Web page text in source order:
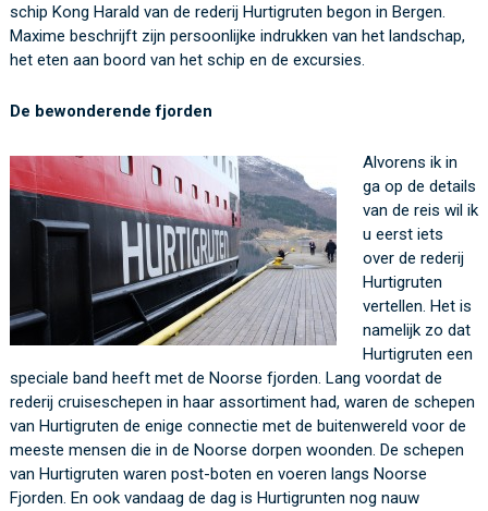
schip Kong Harald van de rederij Hurtigruten begon in Bergen.
Maxime beschrijft zijn persoonlijke indrukken van het landschap,
het eten aan boord van het schip en de excursies.
De bewonderende fjorden
Alvorens ik in
ga op de details
van de reis wil ik
u eerst iets
over de rederij
Hurtigruten
vertellen. Het is
namelijk zo dat
Hurtigruten een
speciale band heeft met de Noorse fjorden. Lang voordat de
rederij cruiseschepen in haar assortiment had, waren de schepen
van Hurtigruten de enige connectie met de buitenwereld voor de
meeste mensen die in de Noorse dorpen woonden. De schepen
van Hurtigruten waren post-boten en voeren langs Noorse
Fjorden. En ook vandaag de dag is Hurtigrunten nog nauw